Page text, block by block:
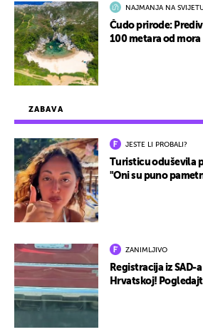
ZABAVA
JESTE LI PROBALI?
Turisticu oduševila
"Oni su puno
ZANIMLJIVO
Registracija iz SAD-
Hrvatskoj!
NAJMANJA NA
Čudo prirode:
100 metara od mora